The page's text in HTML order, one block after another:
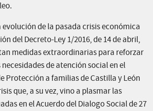
de la pasada crisis económica
del Decreto-Ley 1/2016, de 14 de abril,
medidas extraordinarias para reforzar
de atención social en el
Protección a familias de Castilla y León
que, a su vez, vino a plasmar las
en el Acuerdo del Dialogo Social de 27